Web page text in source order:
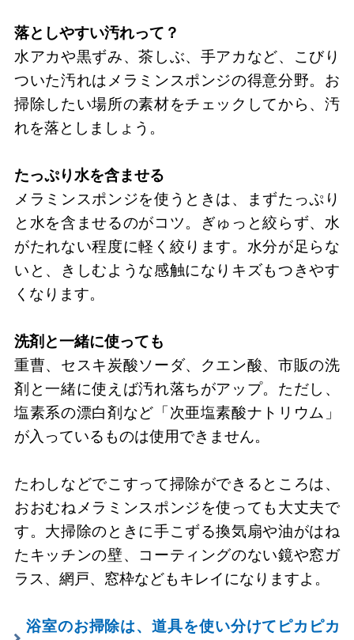
落としやすい汚れって？
水アカや黒ずみ、茶しぶ、手アカなど、こびり
ついた汚れはメラミンスポンジの得意分野。お
掃除したい場所の素材をチェックしてから、汚
れを落としましょう。
たっぷり水を含ませる
メラミンスポンジを使うときは、まずたっぷり
と水を含ませるのがコツ。ぎゅっと絞らず、水
がたれない程度に軽く絞ります。水分が足らな
いと、きしむような感触になりキズもつきやす
くなります。
洗剤と一緒に使っても
重曹、セスキ炭酸ソーダ、クエン酸、市販の洗
剤と一緒に使えば汚れ落ちがアップ。ただし、
塩素系の漂白剤など「次亜塩素酸ナトリウム」
が入っているものは使用できません。
たわしなどでこすって掃除ができるところは、
おおむねメラミンスポンジを使っても大丈夫で
す。大掃除のときに手こずる換気扇や油がはね
たキッチンの壁、コーティングのない鏡や窓ガ
ラス、網戸、窓枠などもキレイになりますよ。
浴室のお掃除は、道具を使い分けてピカピカ